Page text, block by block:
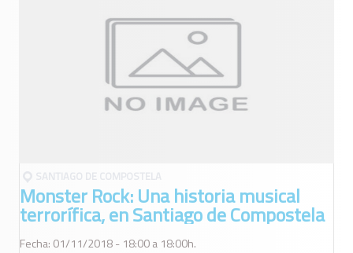
SANTIAGO DE COMPOSTELA
Monster Rock: Una historia musical
terrorífica, en Santiago de Compostela
Fecha: 01/11/2018 - 18:00 a 18:00h.